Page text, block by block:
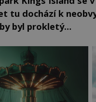
tu dochází k
byl prokletý…